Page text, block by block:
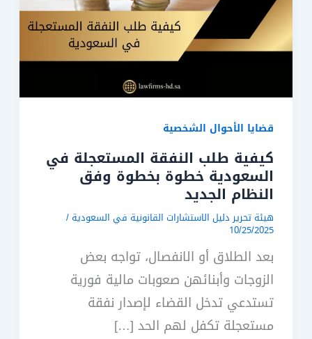
قضايا الأحوال الشخصية
كيفية طلب النفقة المستعجلة في
السعودية خطوة بخطوة وفق
النظام الجديد
هيئة تحرير دليل الاستشارات القانونية في السعودية /
10/25/2025
بعد الطلاق أو الانفصال، تواجه بعض
الزوجات وأبنائهن صعوبات مالية فورية
تستدعي تدخل القضاء لإصدار نفقة
مستعجلة تكفل لهم الحد […]